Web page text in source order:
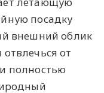
посадку
внешний облик
от
полностью